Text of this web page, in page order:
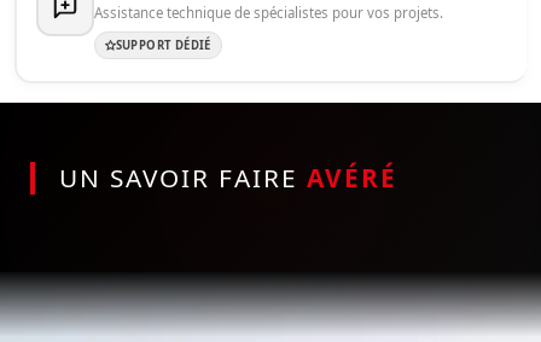
Assistance technique de spécialistes pour vos projets.
SUPPORT DÉDIÉ
UN SAVOIR FAIRE AVÉRÉ